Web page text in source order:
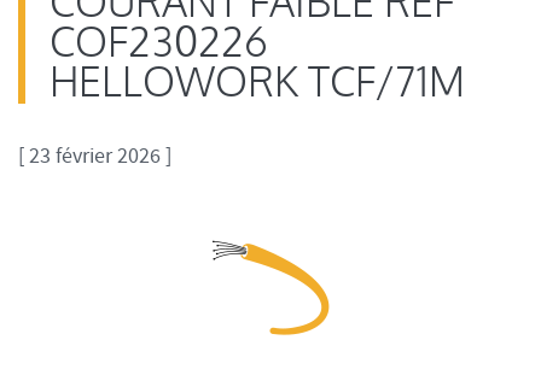
COF230226
HELLOWORK TCF/71M
[ 23 février 2026 ]